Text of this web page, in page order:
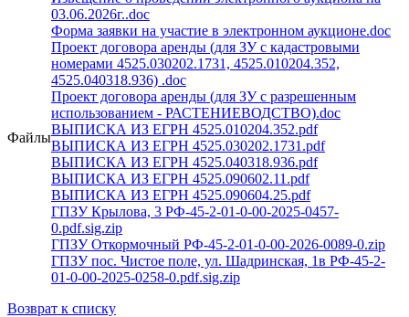
Файлы
03.06.2026г..doc
Форма заявки на участие в электронном аукционе.doc
Проект договора аренды (для ЗУ с кадастровыми
номерами 4525.030202.1731, 4525.010204.352,
4525.040318.936) .doc
Проект договора аренды (для ЗУ с разрешенным
использованием - РАСТЕНИЕВОДСТВО).doc
ВЫПИСКА ИЗ ЕГРН 4525.010204.352.pdf
ВЫПИСКА ИЗ ЕГРН 4525.030202.1731.pdf
ВЫПИСКА ИЗ ЕГРН 4525.040318.936.pdf
ВЫПИСКА ИЗ ЕГРН 4525.090602.11.pdf
ВЫПИСКА ИЗ ЕГРН 4525.090604.25.pdf
ГПЗУ Крылова, 3 РФ-45-2-01-0-00-2025-0457-
0.pdf.sig.zip
ГПЗУ Откормочный РФ-45-2-01-0-00-2026-0089-0.zip
ГПЗУ пос. Чистое поле, ул. Шадринская, 1в РФ-45-2-
01-0-00-2025-0258-0.pdf.sig.zip
Возврат к списку